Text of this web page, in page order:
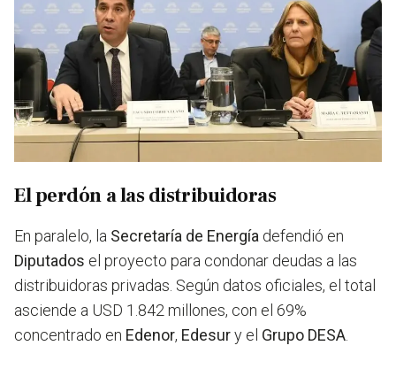
El perdón a las distribuidoras
En paralelo, la Secretaría de Energía defendió en
Diputados el proyecto para condonar deudas a las
distribuidoras privadas. Según datos oficiales, el total
asciende a USD 1.842 millones, con el 69%
concentrado en Edenor, Edesury el Grupo DESA